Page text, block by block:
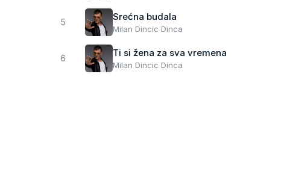
5 Srećna budala
Milan Dincic Dinca
6 Ti si žena za sva vremena
Milan Dincic Dinca